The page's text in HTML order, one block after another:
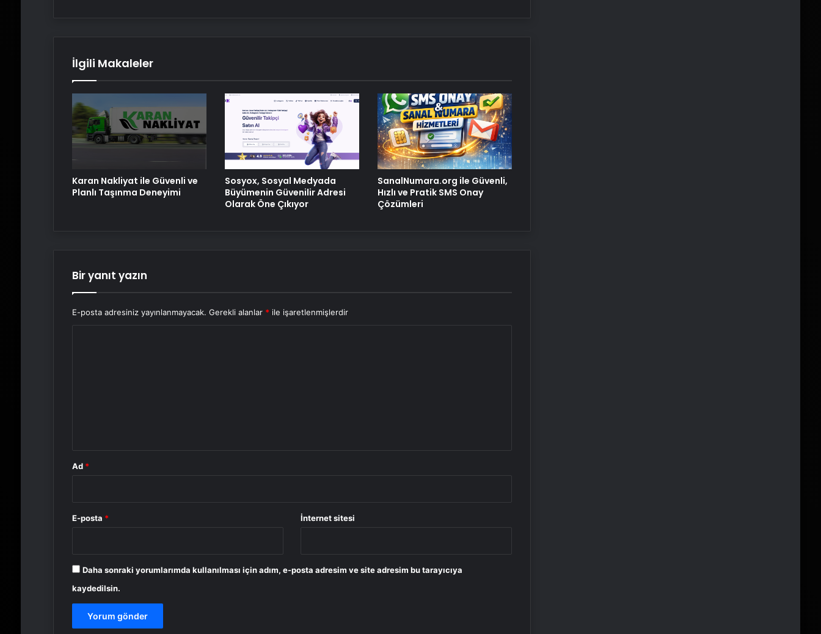
İlgili Makaleler
Karan Nakliyat ile Güvenli ve
Planlı Taşınma Deneyimi
Sosyox, Sosyal Medyada
Büyümenin Güvenilir Adresi
Olarak Öne Çıkıyor
SanalNumara.org ile Güvenli,
Hızlı ve Pratik SMS Onay
Çözümleri
Bir yanıt yazın
E-posta adresiniz yayınlanmayacak. Gerekli alanlar * ile işaretlenmişlerdir
Ad *
E-posta * İnternet sitesi
Daha sonraki yorumlarımda kullanılması için adım, e-posta adresim ve site adresim bu tarayıcıya
kaydedilsin.